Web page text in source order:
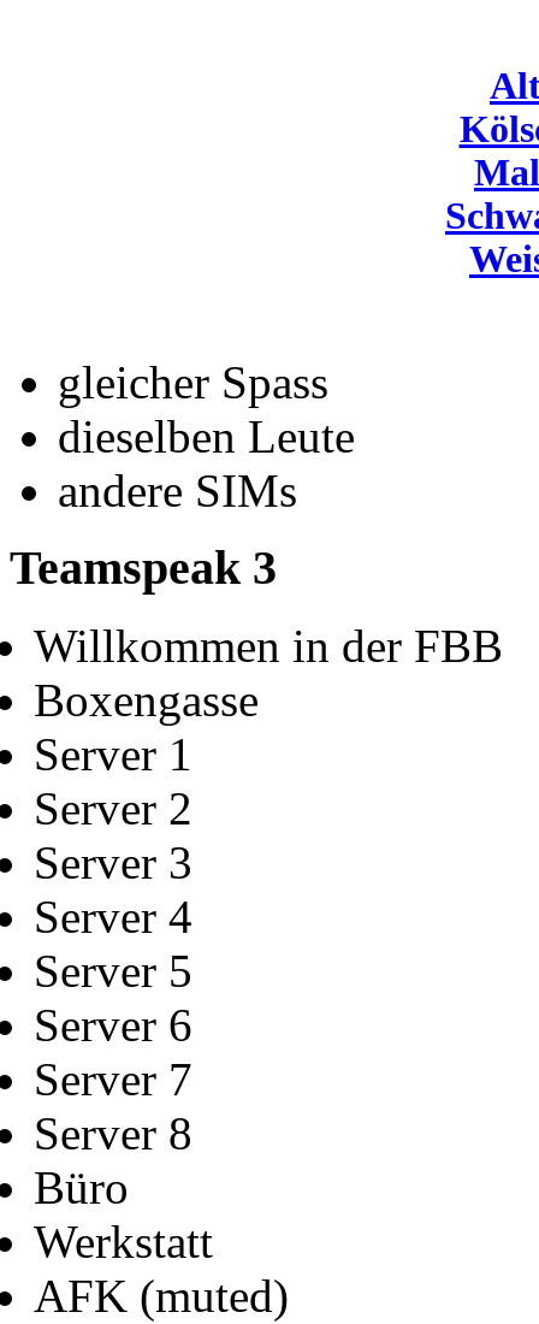
gleicher Spass
dieselben Leute
andere SIMs
Teamspeak 3
Willkommen in der FBB
Boxengasse
Server 1
Server 2
Server 3
Server 4
Server 5
Server 6
Server 7
Server 8
Büro
Werkstatt
AFK (muted)